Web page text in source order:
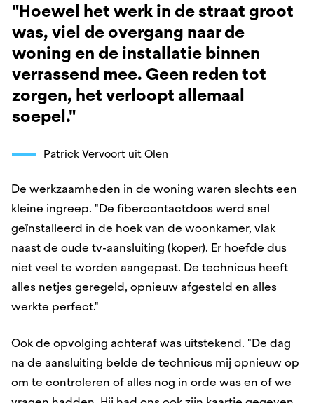
"Hoewel het werk in de straat groot
was, viel de overgang naar de
woning en de installatie binnen
verrassend mee. Geen reden tot
zorgen, het verloopt allemaal
soepel."
Patrick Vervoort uit Olen
De werkzaamheden in de woning waren slechts een
kleine ingreep. "De fibercontactdoos werd snel
geïnstalleerd in de hoek van de woonkamer, vlak
naast de oude tv-aansluiting (koper). Er hoefde dus
niet veel te worden aangepast. De technicus heeft
alles netjes geregeld, opnieuw afgesteld en alles
werkte perfect."
Ook de opvolging achteraf was uitstekend. "De dag
na de aansluiting belde de technicus mij opnieuw op
om te controleren of alles nog in orde was en of we